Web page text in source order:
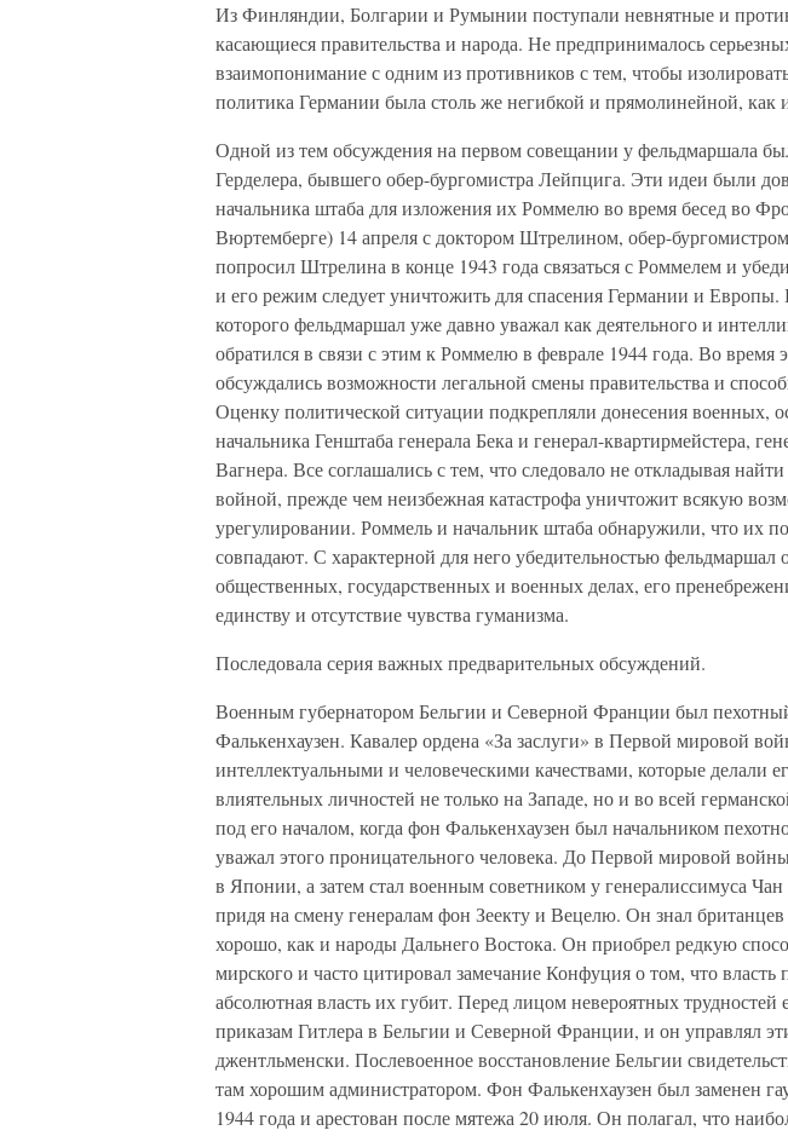
Из Финляндии, Болгарии и Румынии поступали невнятные и
касающиеся правительства и народа. Не предпринималось
взаимопонимание с одним из противников с тем, чтобы
политика Германии была столь же негибкой и прямолинейной, как
Одной из тем обсуждения на первом совещании у фельдмаршала
Герделера, бывшего обер-бургомистра Лейпцига. Эти идеи были
начальника штаба для изложения их Роммелю во время бесед во
Вюртемберге) 14 апреля с доктором Штрелином, обер-
попросил Штрелина в конце 1943 года связаться с Роммелем и
и его режим следует уничтожить для спасения Германии и Европы.
которого фельдмаршал уже давно уважал как деятельного и
обратился в связи с этим к Роммелю в феврале 1944 года. Во время
обсуждались возможности легальной смены правительства и
Оценку политической ситуации подкрепляли донесения военных,
начальника Генштаба генерала Бека и генерал-квартирмейстера,
Вагнера. Все соглашались с тем, что следовало не откладывая
войной, прежде чем неизбежная катастрофа уничтожит всякую
урегулировании. Роммель и начальник штаба обнаружили, что их
совпадают. С характерной для него убедительностью фельдмаршал
общественных, государственных и военных делах, его
единству и отсутствие чувства гуманизма.
Последовала серия важных предварительных обсуждений.
Военным губернатором Бельгии и Северной Франции был
Фалькенхаузен. Кавалер ордена «За заслуги» в Первой мировой
интеллектуальными и человеческими качествами, которые делали
влиятельных личностей не только на Западе, но и во всей
под его началом, когда фон Фалькенхаузен был начальником
уважал этого проницательного человека. До Первой мировой
в Японии, а затем стал военным советником у генералиссимуса
придя на смену генералам фон Зеекту и Вецелю. Он знал
хорошо, как и народы Дальнего Востока. Он приобрел редкую
мирского и часто цитировал замечание Конфуция о том, что власть
абсолютная власть их губит. Перед лицом невероятных трудностей
приказам Гитлера в Бельгии и Северной Франции, и он управлял
джентльменски. Послевоенное восстановление Бельгии
там хорошим администратором. Фон Фалькенхаузен был заменен
1944 года и арестован после мятежа 20 июля. Он полагал, что